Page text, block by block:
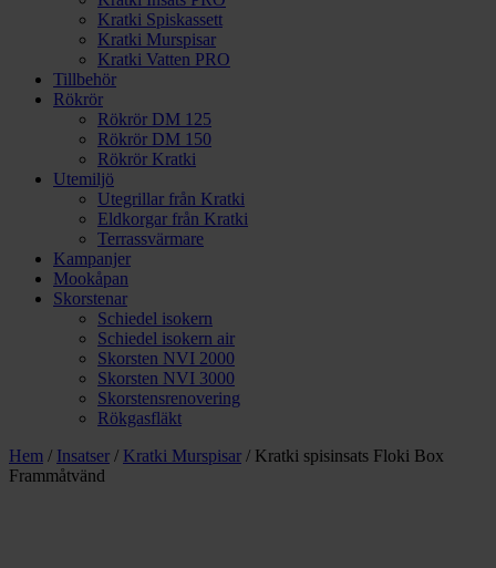
Kratki Spiskassett
Kratki Murspisar
Kratki Vatten PRO
Tillbehör
Rökrör
Rökrör DM 125
Rökrör DM 150
Rökrör Kratki
Utemiljö
Utegrillar från Kratki
Eldkorgar från Kratki
Terrassvärmare
Kampanjer
Mookåpan
Skorstenar
Schiedel isokern
Schiedel isokern air
Skorsten NVI 2000
Skorsten NVI 3000
Skorstensrenovering
Rökgasfläkt
Hem / Insatser / Kratki Murspisar / Kratki spisinsats Floki Box
Frammåtvänd